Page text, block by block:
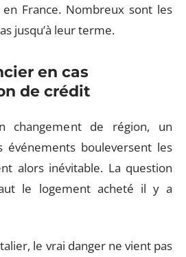
France. Nombreux sont les
jusqu’à leur terme.
en cas
de crédit
changement de région, un
événements bouleversent les
alors inévitable. La question
le logement acheté il y a
le vrai danger ne vient pas